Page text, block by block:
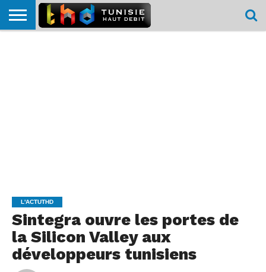
L'ACTUTHD
Sintegra ouvre les portes de
la Silicon Valley aux
développeurs tunisiens